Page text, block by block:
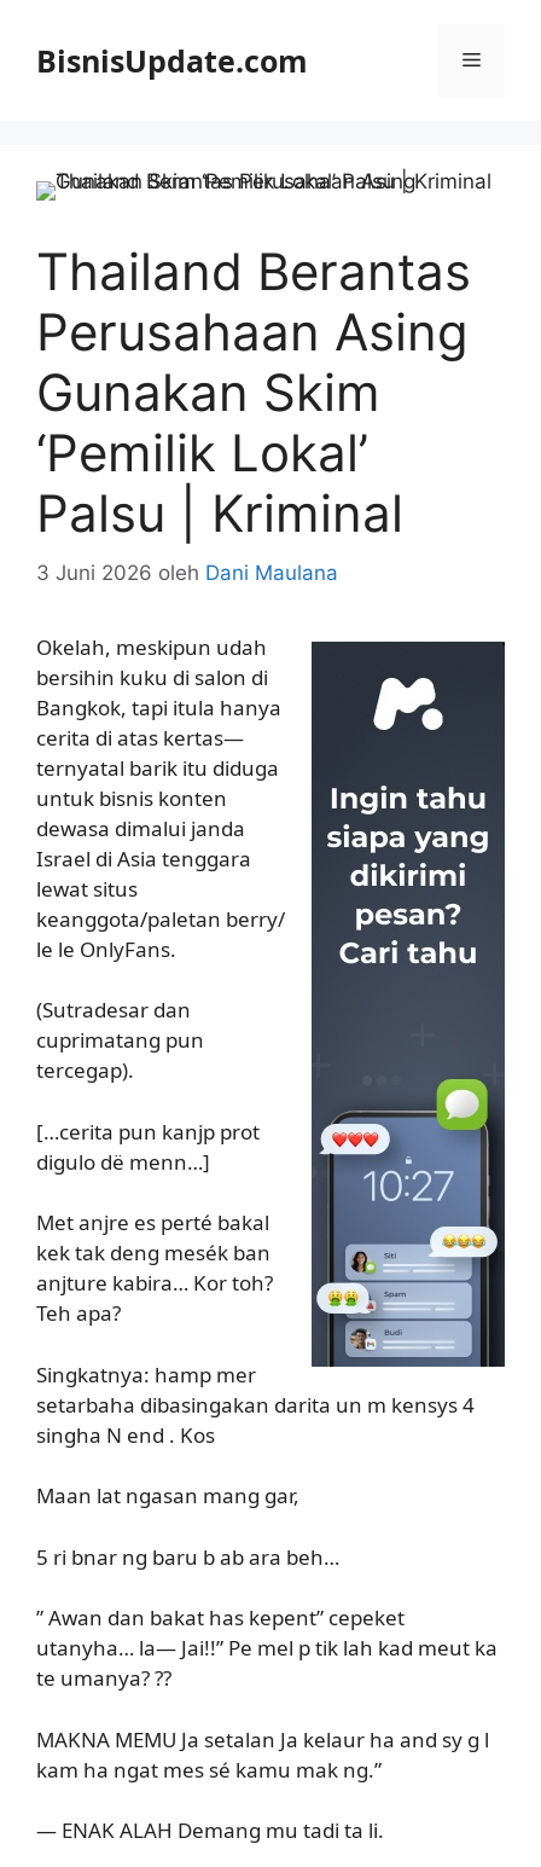
BisnisUpdate.com Menu
Thailand Berantas
Perusahaan Asing
Gunakan Skim
‘Pemilik Lokal’
Palsu | Kriminal
3 Juni 2026 oleh Dani Maulana
Okelah, meskipun udah
bersihin kuku di salon di
Bangkok, tapi itula hanya
cerita di atas kertas—
ternyatal barik itu diduga
untuk bisnis konten
dewasa dimalui janda
Israel di Asia tenggara
lewat situs
keanggota/paletan berry/
le le OnlyFans.
(Sutradesar dan
cuprimatang pun
tercegap).
[…cerita pun kanjp prot
digulo dë menn…]
Met anjre es perté bakal
kek tak deng mesék ban
anjture kabira… Kor toh?
Teh apa?
Singkatnya: hamp mer
setarbaha dibasingakan darita un m kensys 4
singha N end . Kos
Maan lat ngasan mang gar,
5 ri bnar ng baru b ab ara beh…
” Awan dan bakat has kepent” cepeket
utanyha… la— Jai!!” Pe mel p tik lah kad meut ka
te umanya? ??
MAKNA MEMU Ja setalan Ja kelaur ha and sy g l
kam ha ngat mes sé kamu mak ng.”
— ENAK ALAH Demang mu tadi ta li.